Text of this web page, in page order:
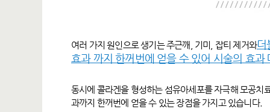
여러 가지 원인으로 생기는 주근깨, 기미, 잡티 제거와더
효과 까지 한꺼번에 얻을 수 있어 시술의 효과
동시에 콜라겐을 형성하는 섬유아세포를 자극해 모공치
과까지 한꺼번에 얻을 수 있는 장점을 가지고 있습니다.